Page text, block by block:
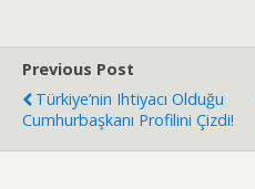
Previous Post
Türkiye’nin Ihtiyacı Olduğu
Cumhurbaşkanı Profilini Çizdi!